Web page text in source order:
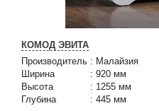
КОМОД ЭВИТА
Производитель : Малайзия
Ширина
: 920 мм
Высота
: 1255 мм
Глубина
: 445 мм